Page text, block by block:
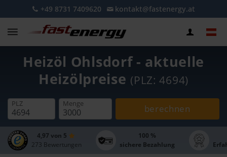
+49 8731 7409620 kontakt@fastenergy.at
Heizöl Ohlsdorf - aktuelle
Heizölpreise (PLZ: 4694)
PLZ Menge berechnen
4,97 von 5
273 Bewertungen
100 %
sichere Bezahlung